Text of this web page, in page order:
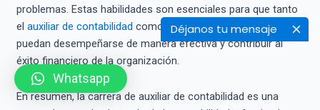
Déjanos tu mensaje
problemas. Estas habilidades son esenciales para que tanto
el auxiliar de contabilidad como el técnico en contabilidad
puedan desempeñarse de manera efectiva y contribuir al
éxito financiero de la organización.
En resumen, la carrera de auxiliar de contabilidad es una
Whatsapp